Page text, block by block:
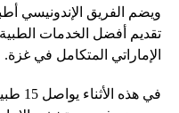
ويضم الفريق الإندونيسي
تقديم أفضل الخدمات
الإماراتي المتكامل في غزة.
في